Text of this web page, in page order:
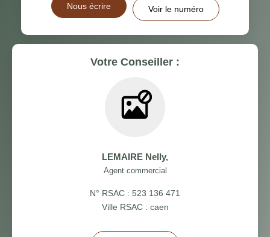
Nous écrire Voir le numéro
Votre Conseiller :
LEMAIRE Nelly,
Agent commercial
N° RSAC : 523 136 471
Ville RSAC : caen